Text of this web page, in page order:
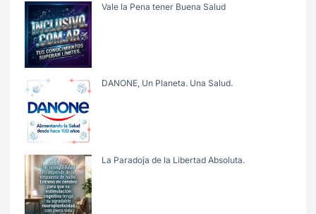
Vale la Pena tener Buena Salud
DANONE, Un Planeta. Una Salud.
La Paradoja de la Libertad Absoluta.